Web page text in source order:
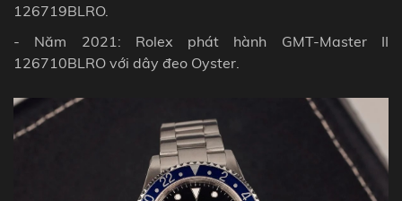
126719BLRO.
- Năm 2021: Rolex phát hành GMT-Master II
126710BLRO với dây đeo Oyster.